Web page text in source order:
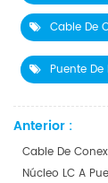
Cable De
Puente
Anterior :
Cable De
Núcleo LC A